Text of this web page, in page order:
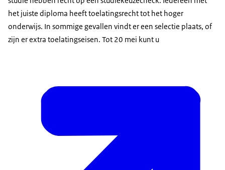
het juiste diploma heeft toelatingsrecht tot het hoger
onderwijs. In sommige gevallen vindt er een selectie plaats, of
zijn er extra toelatingseisen. Tot 20 mei kunt u